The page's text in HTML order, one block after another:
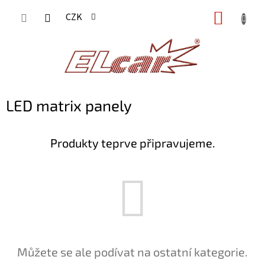
CZK
LED matrix panely
Produkty teprve připravujeme.
Můžete se ale podívat na ostatní kategorie.